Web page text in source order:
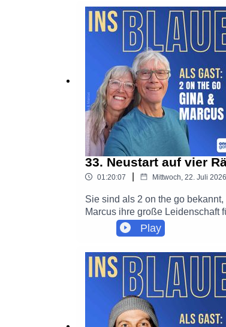
33. Neustart auf vier
01:20:07 Mittwoch, 22. Juli 2026
Sie sind als 2 on the go
Marcus ihre große Leidenschaft
Mit Bettina Tietjen sprechen sie
Play